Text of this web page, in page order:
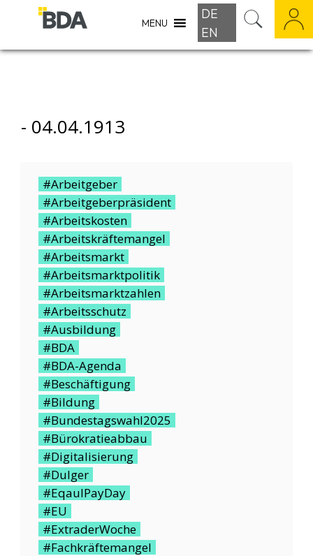
MENU
DE
EN
- 04.04.1913
#Arbeitgeber
#Arbeitgeberpräsident
#Arbeitskosten
#Arbeitskräftemangel
#Arbeitsmarkt
#Arbeitsmarktpolitik
#Arbeitsmarktzahlen
#Arbeitsschutz
#Ausbildung
#BDA
#BDA-Agenda
#Beschäftigung
#Bildung
#Bundestagswahl2025
#Bürokratieabbau
#Digitalisierung
#Dulger
#EqaulPayDay
#EU
#ExtraderWoche
#Fachkräftemangel